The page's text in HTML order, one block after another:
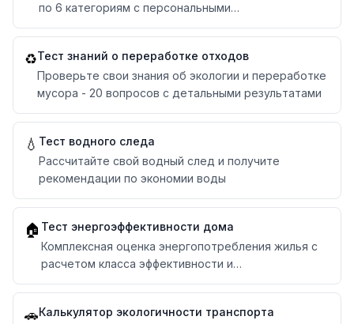
по 6 категориям с персональными
рекомендациями
♻️Тест знаний о переработке отходов
Проверьте свои знания об экологии и переработке
мусора - 20 вопросов с детальными результатами
💧 Тест водного следа
Рассчитайте свой водный след и получите
рекомендации по экономии воды
🏠 Тест энергоэффективности дома
Комплексная оценка энергопотребления жилья с
расчетом класса эффективности и
рекомендациями
🚗Калькулятор экологичности транспорта